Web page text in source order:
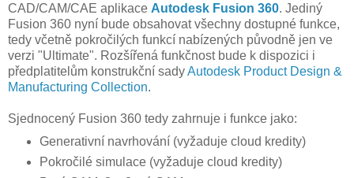
CAD/CAM/CAE aplikace Autodesk Fusion 360. Jediný
Fusion 360 nyní bude obsahovat všechny dostupné funkce,
tedy včetně pokročilých funkcí nabízených původně jen ve
verzi "Ultimate". Rozšířená funkčnost bude k dispozici i
předplatitelům konstrukční sadyAutodesk Product Design &
Manufacturing Collection.
Sjednocený Fusion 360 tedy zahrnuje i funkce jako:
Generativní navrhování (vyžaduje cloud kredity)
Pokročilé simulace (vyžaduje cloud kredity)